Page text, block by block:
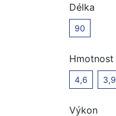
Délka
90
Hmotnost
4,6 3,9
Výkon